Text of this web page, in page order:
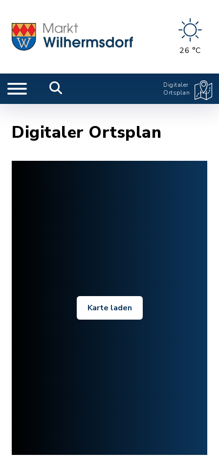
26 °C
Digitaler
Ortsplan
Digitaler Ortsplan
Karte laden